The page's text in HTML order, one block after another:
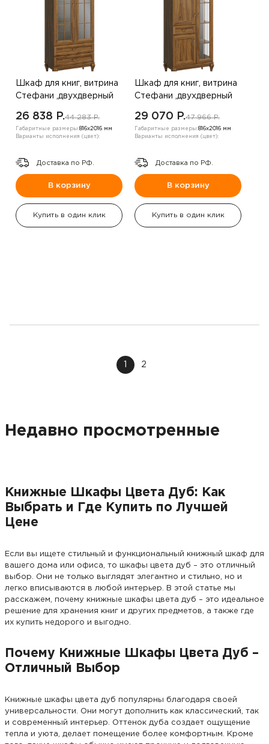
Шкаф для книг, витрина
Стефани ,двухдверный
26 838 P.44 283 P.
Габаритные размеры:816х2016 мм
Варианты исполнения (цвет):
Доставка по РФ.
В корзину
Купить в один клик
Шкаф для книг, витрина
Стефани ,двухдверный
29 070 P.47 966 P.
Габаритные размеры:816х2016 мм
Варианты исполнения (цвет):
Доставка по РФ.
В корзину
Купить в один клик
2
Недавно просмотренные
Книжные Шкафы Цвета Дуб: Как
Выбрать и Где Купить по Лучшей
Цене
Если вы ищете стильный и функциональный книжный шкаф для
вашего дома или офиса, то шкафы цвета дуб – это отличный
выбор. Они не только выглядят элегантно и стильно, но и
легко вписываются в любой интерьер. В этой статье мы
расскажем, почему книжные шкафы цвета дуб – это идеальное
решение для хранения книг и других предметов, а также где
их купить недорого и выгодно.
Почему Книжные Шкафы Цвета Дуб –
Отличный Выбор
Книжные шкафы цвета дуб популярны благодаря своей
универсальности. Они могут дополнить как классический, так
и современный интерьер. Оттенок дуба создает ощущение
тепла и уюта, делает помещение более комфортным. Кроме